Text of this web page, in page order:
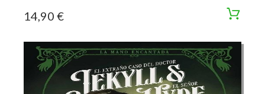
14,90 €